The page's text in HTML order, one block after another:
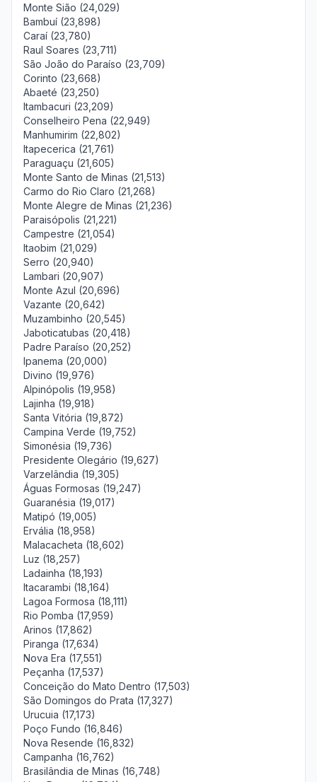
Monte Sião (24,029)
Bambuí (23,898)
Caraí (23,780)
Raul Soares (23,711)
São João do Paraíso (23,709)
Corinto (23,668)
Abaeté (23,250)
Itambacuri (23,209)
Conselheiro Pena (22,949)
Manhumirim (22,802)
Itapecerica (21,761)
Paraguaçu (21,605)
Monte Santo de Minas (21,513)
Carmo do Rio Claro (21,268)
Monte Alegre de Minas (21,236)
Paraisópolis (21,221)
Campestre (21,054)
Itaobim (21,029)
Serro (20,940)
Lambari (20,907)
Monte Azul (20,696)
Vazante (20,642)
Muzambinho (20,545)
Jaboticatubas (20,418)
Padre Paraíso (20,252)
Ipanema (20,000)
Divino (19,976)
Alpinópolis (19,958)
Lajinha (19,918)
Santa Vitória (19,872)
Campina Verde (19,752)
Simonésia (19,736)
Presidente Olegário (19,627)
Varzelândia (19,305)
Águas Formosas (19,247)
Guaranésia (19,017)
Matipó (19,005)
Ervália (18,958)
Malacacheta (18,602)
Luz (18,257)
Ladainha (18,193)
Itacarambi (18,164)
Lagoa Formosa (18,111)
Rio Pomba (17,959)
Arinos (17,862)
Piranga (17,634)
Nova Era (17,551)
Peçanha (17,537)
Conceição do Mato Dentro (17,503)
São Domingos do Prata (17,327)
Urucuia (17,173)
Poço Fundo (16,846)
Nova Resende (16,832)
Campanha (16,762)
Brasilândia de Minas (16,748)